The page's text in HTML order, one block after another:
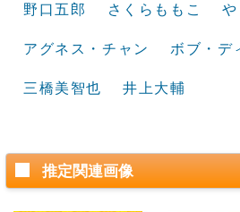
野口五郎 さくらももこ
アグネス・チャン ボブ・デ
三橋美智也 井上大輔
推定関連画像